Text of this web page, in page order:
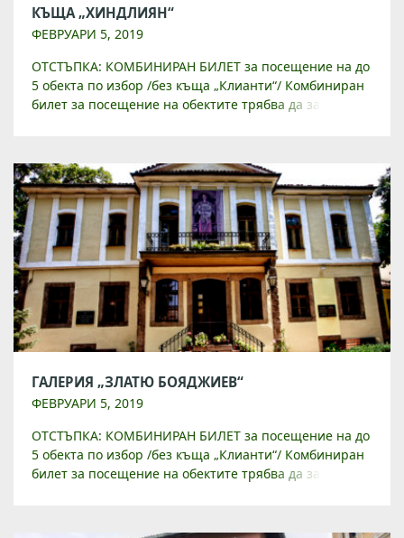
КЪЩА „ХИНДЛИЯН“
ФЕВРУАРИ 5, 2019
ОТСТЪПКА: КОМБИНИРАН БИЛЕТ за посещение на до
5 обекта по избор /без къща „Клианти“/ Комбиниран
билет за посещение на обектите трябва да закупите
ГАЛЕРИЯ „ЗЛАТЮ БОЯДЖИЕВ“
ФЕВРУАРИ 5, 2019
ОТСТЪПКА: КОМБИНИРАН БИЛЕТ за посещение на до
5 обекта по избор /без къща „Клианти“/ Комбиниран
билет за посещение на обектите трябва да закупите